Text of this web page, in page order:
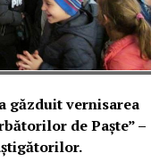
găzduit vernisarea
de Paşte” –